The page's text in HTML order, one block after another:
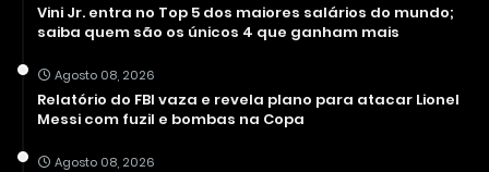
Vini Jr. entra no Top 5 dos maiores salários do mundo;
saiba quem são os únicos 4 que ganham mais
Agosto 08, 2026
Relatório do FBI vaza e revela plano para atacar Lionel
Messi com fuzil e bombas na Copa
Agosto 08, 2026